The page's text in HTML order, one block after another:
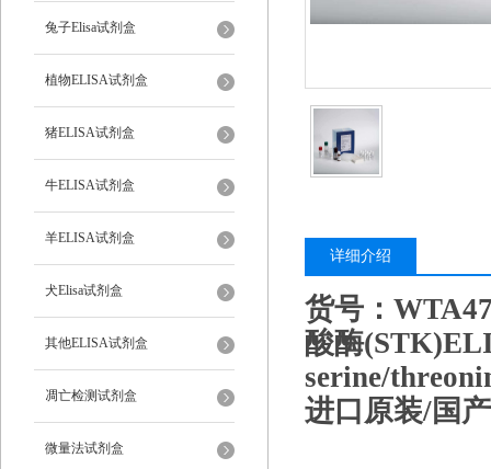
兔子Elisa试剂盒
植物ELISA试剂盒
猪ELISA试剂盒
牛ELISA试剂盒
羊ELISA试剂盒
犬Elisa试剂盒
其他ELISA试剂盒
凋亡检测试剂盒
微量法试剂盒
详细介绍
货号：
酸酶
serine/
进口原装/国产